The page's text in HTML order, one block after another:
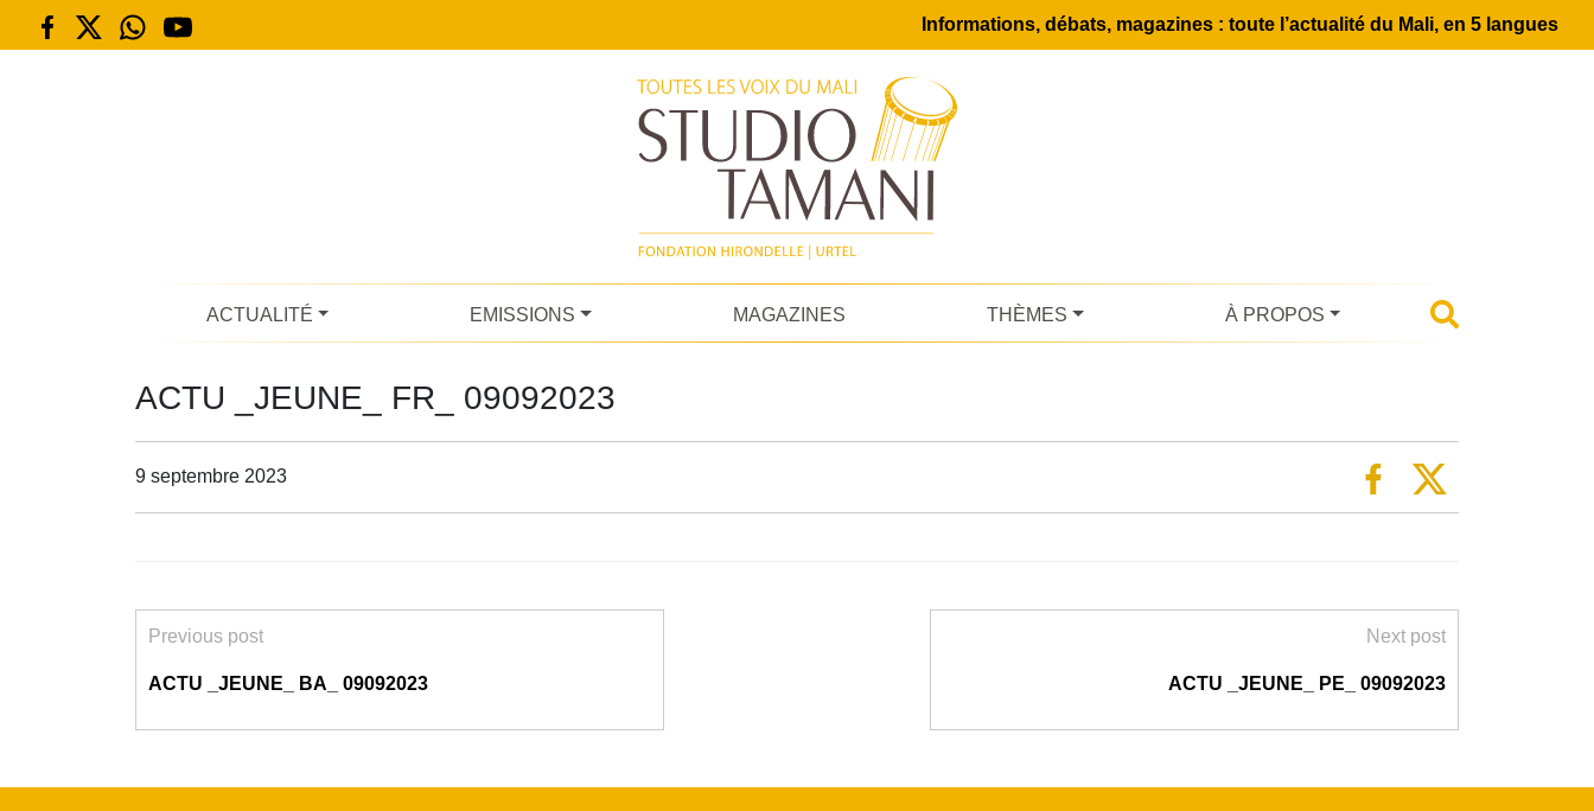
Informations, débats, magazines : toute l’actualité du Mali, en 5 langues
ACTUALITÉ EMISSIONS MAGAZINES THÈMES À PROPOS
ACTU _JEUNE_ FR_ 09092023
9 septembre 2023
Previous post
ACTU _JEUNE_ BA_ 09092023
Next post
ACTU _JEUNE_ PE_ 09092023